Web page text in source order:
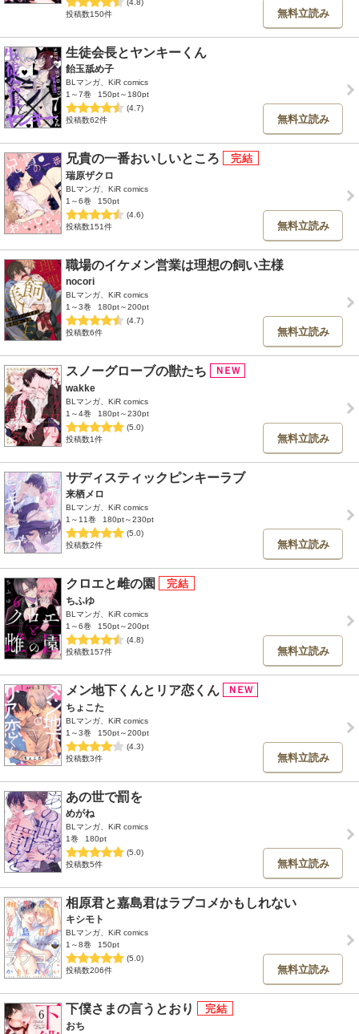
(4.8)
投稿数150件
無料立読み
生徒会長とヤンキーくん
飴玉舐め子
BLマンガ、KiR comics
1～7巻
150pt～180pt
(4.7)
投稿数62件
無料立読み
兄貴の一番おいしいところ
瑞原ザクロ
BLマンガ、KiR comics
1～6巻
150pt
(4.6)
投稿数151件
無料立読み
職場のイケメン営業は理想の飼い主様
nocori
BLマンガ、KiR comics
1～3巻
180pt～200pt
(4.7)
投稿数6件
無料立読み
スノーグローブの獣たち
wakke
BLマンガ、KiR comics
1～4巻
180pt～230pt
(5.0)
投稿数1件
無料立読み
サディスティックピンキーラブ
来栖メロ
BLマンガ、KiR comics
1～11巻
180pt～230pt
(5.0)
投稿数2件
無料立読み
クロエと雌の園
ちふゆ
BLマンガ、KiR comics
1～6巻
150pt～200pt
(4.8)
投稿数157件
無料立読み
メン地下くんとリア恋くん
ちょこた
BLマンガ、KiR comics
1～3巻
150pt～200pt
(4.3)
投稿数3件
無料立読み
あの世で罰を
めがね
BLマンガ、KiR comics
1巻
180pt
(5.0)
投稿数5件
無料立読み
相原君と嘉島君はラブコメかもしれない
キシモト
BLマンガ、KiR comics
1～8巻
150pt
(5.0)
投稿数206件
無料立読み
下僕さまの言うとおり
おち